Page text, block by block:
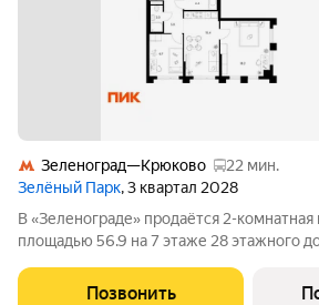
Зеленоград—Крюково
22 мин.
Зелёный Парк, 3 квартал 2028
В «Зеленограде» продаётся 2-комнатная
площадью 56.9 на 7 этаже 28 этажного
минут пешком до МЦД-3 «Зеленоград-
Позвонить